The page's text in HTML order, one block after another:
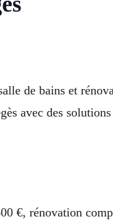
de bains et
avec des solutions
€, rénovation